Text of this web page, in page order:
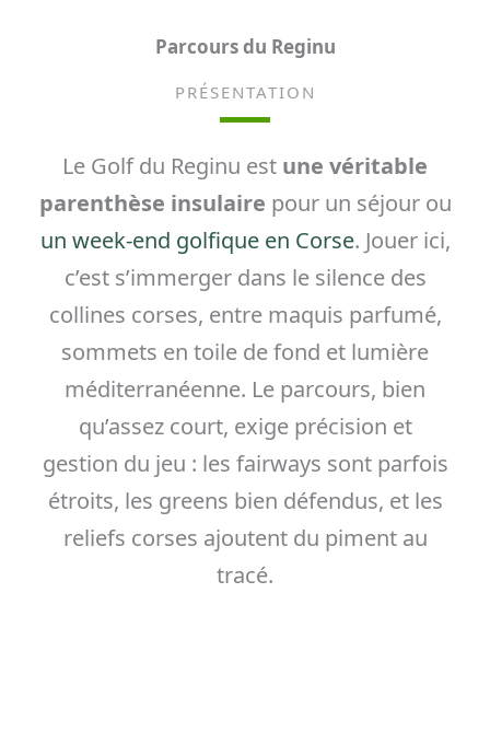
Parcours du Reginu
PRÉSENTATION
Le Golf du Reginu est une véritable
parenthèse insulaire pour un séjour ou
un week-end golfique en Corse. Jouer ici,
c’est s’immerger dans le silence des
collines corses, entre maquis parfumé,
sommets en toile de fond et lumière
méditerranéenne. Le parcours, bien
qu’assez court, exige précision et
gestion du jeu : les fairways sont parfois
étroits, les greens bien défendus, et les
reliefs corses ajoutent du piment au
tracé.